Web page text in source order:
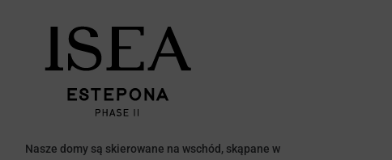
Nasze domy są skierowane na wschód, skąpane w